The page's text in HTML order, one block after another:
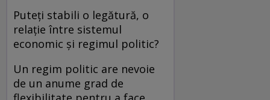
Puteți stabili o legătură, o
relație între sistemul
economic și regimul politic?
Un regim politic are nevoie
de un anume grad de